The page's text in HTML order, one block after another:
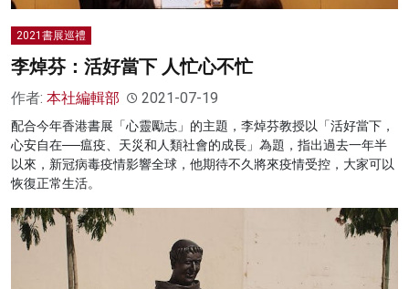
2021書展巡禮
李焯芬：活好當下 人忙心不忙
作者: 本社編輯部 2021-07-19
配合今年香港書展「心靈勵志」的主題，李焯芬教授以「活好當下，
心安自在──瘟疫、天災和人類社會的成長」為題，指出過去一年半
以來，新冠病毒疫情影響全球，他期待不久將來疫情受控，大家可以
恢復正常生活。